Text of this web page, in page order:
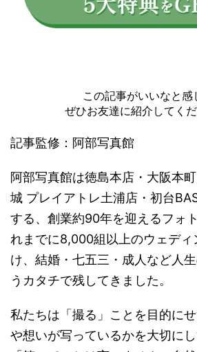
この記事がいいなと感
ぜひお友達に紹介してく
記事監修：阿部写真館
阿部写真館は徳島本店・大阪本
城 プレイアトレ土浦店・初台
する、創業約90年を迎えるフォ
れまでに8,000組以上のウェディ
け、結婚・七五三・成人など人
うカタチで残してきました。
私たちは「撮る」ことを目的に
や想いが写っているかを大切に